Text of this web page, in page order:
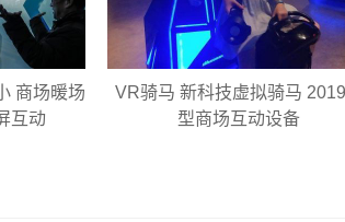
商场暖场
互动
VR骑马 新科技虚拟骑马
型商场互动设备